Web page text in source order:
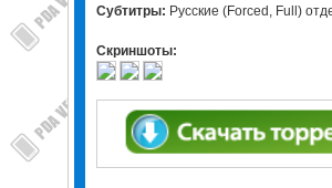
Субтитры: Русские (Forced, Full)
Скриншоты: